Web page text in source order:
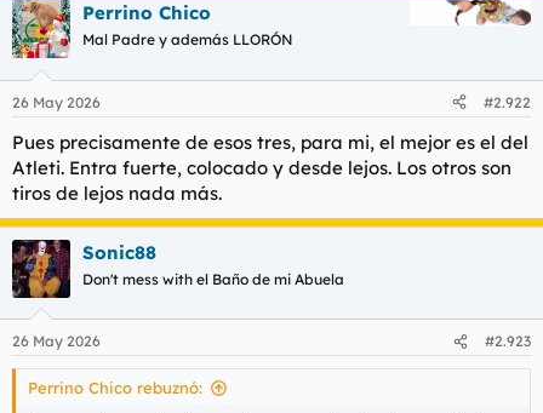
Perrino Chico
Mal Padre y además LLORÓN
26 May 2026 #2.922
Pues precisamente de esos tres, para mi, el mejor es el del
Atleti. Entra fuerte, colocado y desde lejos. Los otros son
tiros de lejos nada más.
Sonic88
Don't mess with el Baño de mi Abuela
26 May 2026 #2.923
Perrino Chico rebuznó: